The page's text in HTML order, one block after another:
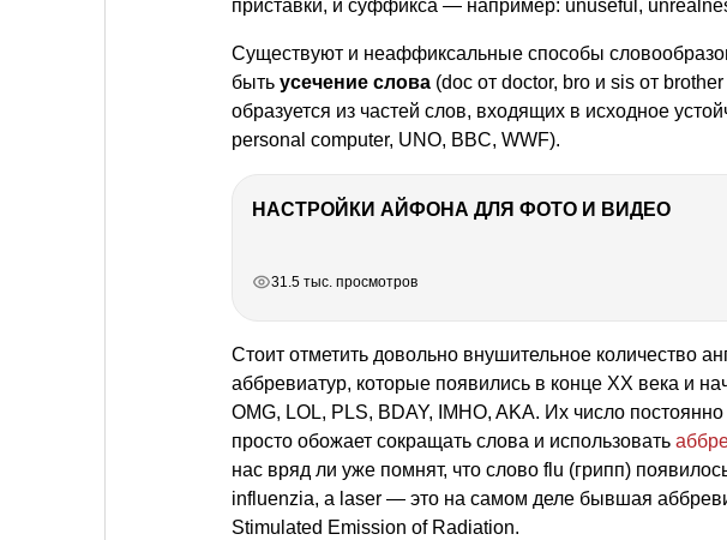
приставки, и суффикса — например: unuseful,
Существуют и неаффиксальные способы
быть усечение слова (doc от doctor, bro и sis от
образуется из частей слов, входящих в исходное
personal computer, UNO, BBC, WWF).
НАСТРОЙКИ АЙФОНА ДЛЯ ФОТО И ВИДЕО
31.5 тыс. просмотров
Стоит отметить довольно внушительное количество
аббревиатур, которые появились в конце ХХ века и
OMG, LOL, PLS, BDAY, IMHO, AKA. Их число
просто обожает сокращать слова и использовать
нас вряд ли уже помнят, что слово flu (грипп)
influenzia, а laser — это на самом деле бывшая
Stimulated Emission of Radiation.